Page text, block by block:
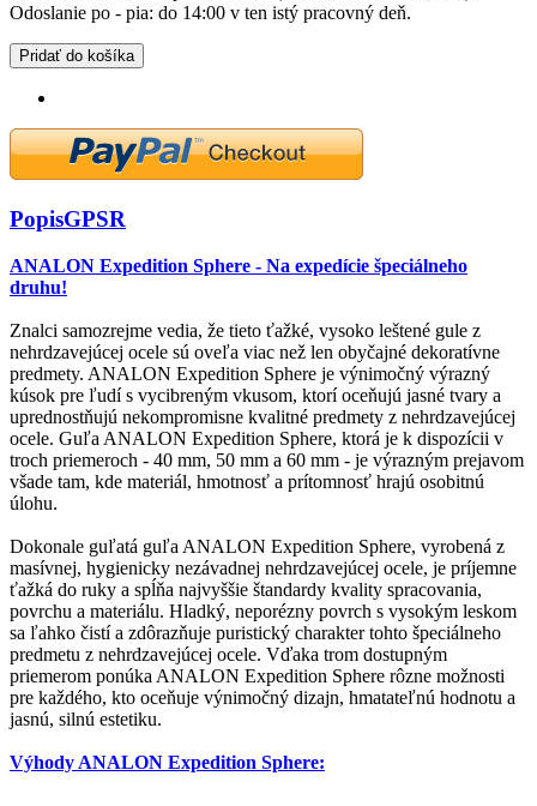
Odoslanie po - pia: do 14:00 v ten istý pracovný deň.
Pridať do košíka
PopisGPSR
ANALON Expedition Sphere - Na expedície špeciálneho
druhu!
Znalci samozrejme vedia, že tieto ťažké, vysoko leštené gule z
nehrdzavejúcej ocele sú oveľa viac než len obyčajné dekoratívne
predmety. ANALON Expedition Sphere je výnimočný výrazný
kúsok pre ľudí s vycibreným vkusom, ktorí oceňujú jasné tvary a
uprednostňujú nekompromisne kvalitné predmety z nehrdzavejúcej
ocele. Guľa ANALON Expedition Sphere, ktorá je k dispozícii v
troch priemeroch - 40 mm, 50 mm a 60 mm - je výrazným prejavom
všade tam, kde materiál, hmotnosť a prítomnosť hrajú osobitnú
úlohu.
Dokonale guľatá guľa ANALON Expedition Sphere, vyrobená z
masívnej, hygienicky nezávadnej nehrdzavejúcej ocele, je príjemne
ťažká do ruky a spĺňa najvyššie štandardy kvality spracovania,
povrchu a materiálu. Hladký, neporézny povrch s vysokým leskom
sa ľahko čistí a zdôrazňuje puristický charakter tohto špeciálneho
predmetu z nehrdzavejúcej ocele. Vďaka trom dostupným
priemerom ponúka ANALON Expedition Sphere rôzne možnosti
pre každého, kto oceňuje výnimočný dizajn, hmatateľnú hodnotu a
jasnú, silnú estetiku.
Výhody ANALON Expedition Sphere: